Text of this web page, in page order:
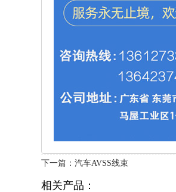
下一篇： 汽车AVSS线束
相关产品：